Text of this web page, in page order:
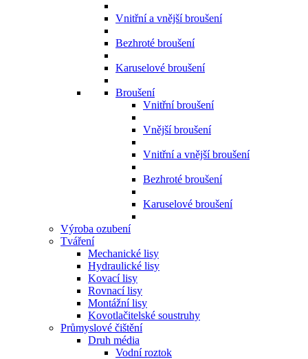
Vnitřní a vnější broušení
Bezhroté broušení
Karuselové broušení
Broušení
Vnitřní broušení
Vnější broušení
Vnitřní a vnější broušení
Bezhroté broušení
Karuselové broušení
Výroba ozubení
Tváření
Mechanické lisy
Hydraulické lisy
Kovací lisy
Rovnací lisy
Montážní lisy
Kovotlačitelské soustruhy
Průmyslové čištění
Druh média
Vodní roztok